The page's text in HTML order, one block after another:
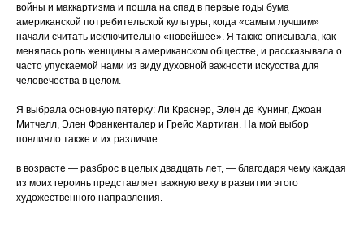
войны и маккартизма и пошла на спад в первые годы бума
американской потребительской культуры, когда «самым лучшим»
начали считать исключительно «новейшее». Я также описывала, как
менялась роль женщины в американском обществе, и рассказывала о
часто упускаемой нами из виду духовной важности искусства для
человечества в целом.
Я выбрала основную пятерку: Ли Краснер, Элен де Кунинг, Джоан
Митчелл, Элен Франкенталер и Грейс Хартиган. На мой выбор
повлияло также и их различие
в возрасте — разброс в целых двадцать лет, — благодаря чему каждая
из моих героинь представляет важную веху в развитии этого
художественного направления.